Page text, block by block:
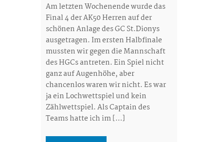
Am letzten Wochenende wurde das
Final 4 der AK50 Herren auf der
schönen Anlage des GC St.Dionys
ausgetragen. Im ersten Halbfinale
mussten wir gegen die Mannschaft
des HGCs antreten. Ein Spiel nicht
ganz auf Augenhöhe, aber
chancenlos waren wir nicht. Es war
ja ein Lochwettspiel und kein
Zählwettspiel. Als Captain des
Teams hatte ich im […]